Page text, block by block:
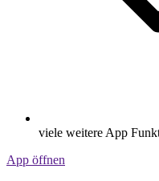
viele weitere App
App öffnen